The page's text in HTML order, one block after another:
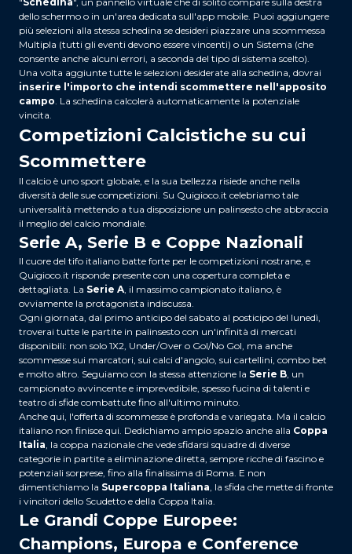
dello schermo o in un'area dedicata sull'app mobile. Puoi aggiungere
più selezioni alla stessa schedina se desideri piazzare una scommessa
Multipla (tutti gli eventi devono essere vincenti) o un Sistema (che
consente anche alcuni errori, a seconda del tipo di sistema scelto).
Una volta aggiunte tutte le selezioni desiderate alla schedina, dovrai
inserire l'importo che intendi scommettere nell'apposito
campo. La schedina calcolerà automaticamente la potenziale
vincita.
Competizioni Calcistiche su cui
Scommettere
Il calcio è uno sport globale, e la sua bellezza risiede anche nella
diversità delle sue competizioni. Su Quigioco.it celebriamo tale
universalità mettendo a tua disposizione un palinsesto che abbraccia
il meglio del calcio mondiale.
Serie A, Serie B e Coppe Nazionali
Il cuore del tifo italiano batte forte per le competizioni nostrane, e
Quigioco.it risponde presente con una copertura completa e
dettagliata. La Serie A, il massimo campionato italiano, è
ovviamente la protagonista indiscussa.
Ogni giornata, dal primo anticipo del sabato al posticipo del lunedì,
troverai tutte le partite in palinsesto con un'infinità di mercati
disponibili: non solo 1X2, Under/Over o Gol/No Gol, ma anche
scommesse sui marcatori, sui calci d'angolo, sui cartellini, combo bet
e molto altro. Seguiamo con la stessa attenzione la Serie B, un
campionato avvincente e imprevedibile, spesso fucina di talenti e
teatro di sfide combattute fino all'ultimo minuto.
Anche qui, l'offerta di scommesse è profonda e variegata. Ma il calcio
italiano non finisce qui. Dedichiamo ampio spazio anche alla Coppa
Italia, la coppa nazionale che vede sfidarsi squadre di diverse
categorie in partite a eliminazione diretta, sempre ricche di fascino e
potenziali sorprese, fino alla finalissima di Roma. E non
dimentichiamo la Supercoppa Italiana, la sfida che mette di fronte
i vincitori dello Scudetto e della Coppa Italia.
Le Grandi Coppe Europee:
Champions, Europa e Conference